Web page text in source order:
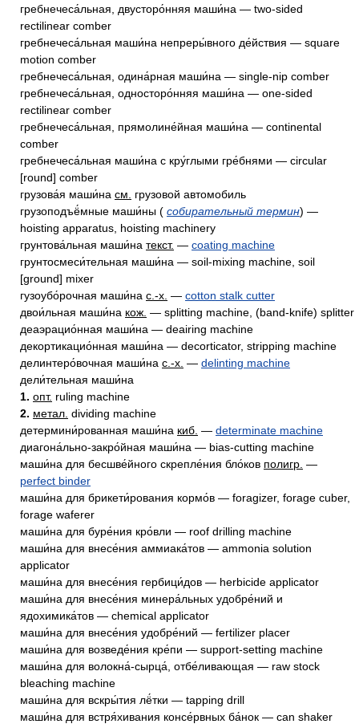
гребнечеса́льная, двусторо́нняя маши́на — two-sided
rectilinear comber
гребнечеса́льная маши́на непреры́вного де́йствия — square
motion comber
гребнечеса́льная, одина́рная маши́на — single-nip comber
гребнечеса́льная, односторо́нняя маши́на — one-sided
rectilinear comber
гребнечеса́льная, прямолине́йная маши́на — continental
comber
гребнечеса́льная маши́на с кру́глыми гре́бнями — circular
[round] comber
грузова́я маши́на см.
грузовой автомобиль
грузоподъё́мные маши́ны ( собирательный термин) —
hoisting apparatus, hoisting machinery
грунтова́льная маши́на текст. — coating machine
грунтосмеси́тельная маши́на — soil-mixing machine, soil
[ground] mixer
гузоубо́рочная маши́на с.-х. — cotton stalk cutter
двои́льная маши́на кож. — splitting machine, (band-knife) splitter
деаэрацио́нная маши́на — deairing machine
декортикацио́нная маши́на — decorticator, stripping machine
делинтеро́вочная маши́на с.-х. — delinting machine
дели́тельная маши́на
1. опт. ruling machine
2. метал. dividing machine
детермини́рованная маши́на киб. — determinate machine
диагона́льно-закро́йная маши́на — bias-cutting machine
маши́на для бесшве́йного скрепле́ния бло́ков полигр. —
perfect binder
маши́на для брикети́рования кормо́в — foragizer, forage cuber,
forage waferer
маши́на для буре́ния кро́вли — roof drilling machine
маши́на для внесе́ния аммиака́тов — ammonia solution
applicator
маши́на для внесе́ния гербици́дов — herbicide applicator
маши́на для внесе́ния минера́льных удобре́ний и
ядохимика́тов — chemical applicator
маши́на для внесе́ния удобре́ний — fertilizer placer
маши́на для возведе́ния кре́пи — support-setting machine
маши́на для волокна́-сырца́, отбе́ливающая — raw stock
bleaching machine
маши́на для вскры́тия лё́тки — tapping drill
маши́на для встря́хивания консе́рвных ба́нок — can shaker